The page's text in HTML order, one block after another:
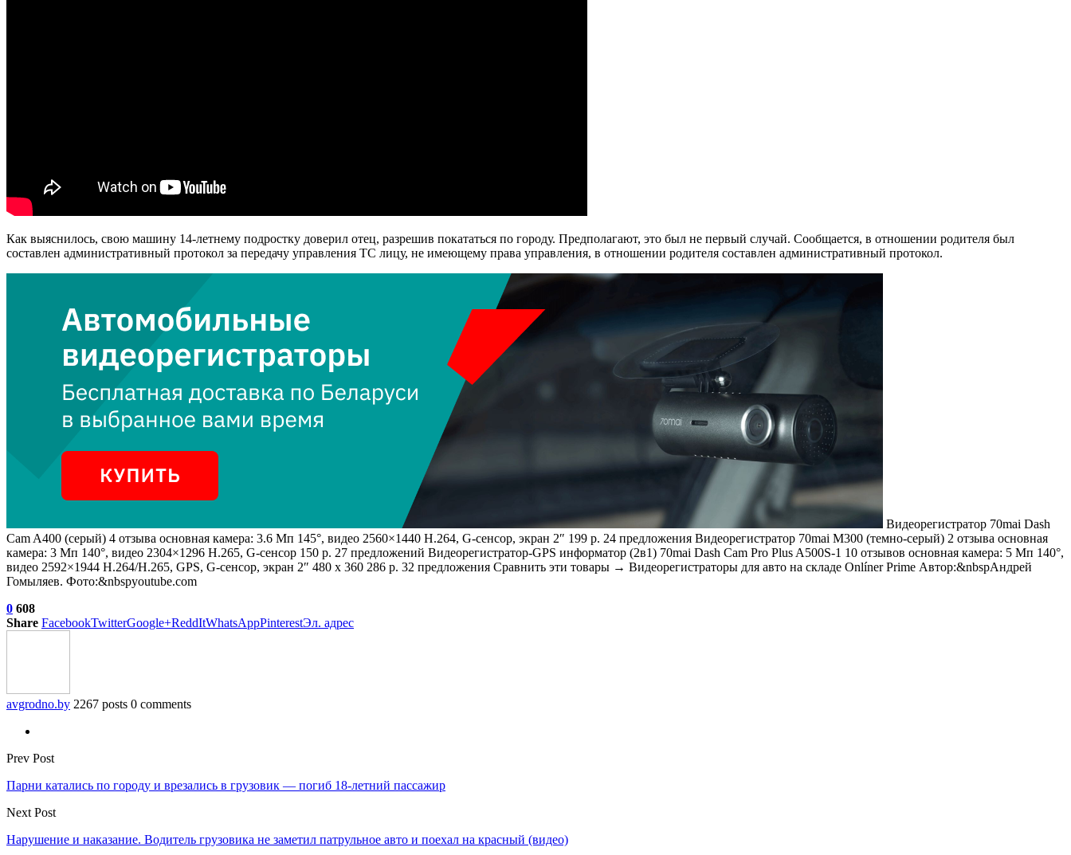
Как выяснилось, свою машину 14-летнему подростку доверил отец, разрешив покататься по городу. Предполагают, это был не первый случай. Сообщается, в отношении родителя был
составлен административный протокол за передачу управления ТС лицу, не имеющему права управления, в отношении родителя составлен административный протокол.
Видеорегистратор 70mai Dash
Cam A400 (серый) 4 отзыва основная камера: 3.6 Мп 145°, видео 2560×1440 H.264, G-сенсор, экран 2″ 199 р. 24 предложения Видеорегистратор 70mai M300 (темно-серый) 2 отзыва основная
камера: 3 Мп 140°, видео 2304×1296 H.265, G-сенсор 150 р. 27 предложений Видеорегистратор-GPS информатор (2в1) 70mai Dash Cam Pro Plus A500S-1 10 отзывов основная камера: 5 Мп 140°,
видео 2592×1944 H.264/H.265, GPS, G-сенсор, экран 2″ 480 x 360 286 р. 32 предложения Сравнить эти товары → Видеорегистраторы для авто на складе Onlíner Prime Автор:&nbspАндрей
Гомыляев. Фото:&nbspyoutube.com
0 608
Share FacebookTwitterGoogle+ReddItWhatsAppPinterestЭл. адрес
avgrodno.by 2267 posts 0 comments
Prev Post
Парни катались по городу и врезались в грузовик — погиб 18-летний пассажир
Next Post
Нарушение и наказание. Водитель грузовика не заметил патрульное авто и поехал на красный (видео)